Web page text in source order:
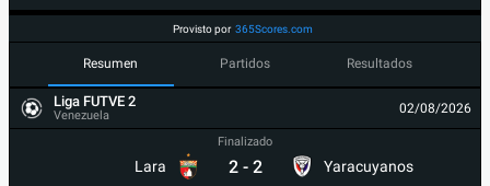
Provisto por 365Scores.com
Resumen Partidos Resultados
Liga FUTVE 2
Venezuela 02/08/2026
Lara
Finalizado
2 - 2 Yaracuyanos